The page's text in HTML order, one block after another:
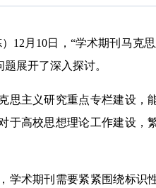
12月10日，“学术期刊马克
展开了深入探讨。
主义研究重点专栏建设，
于高校思想理论工作建设，
术期刊需要紧紧围绕标识